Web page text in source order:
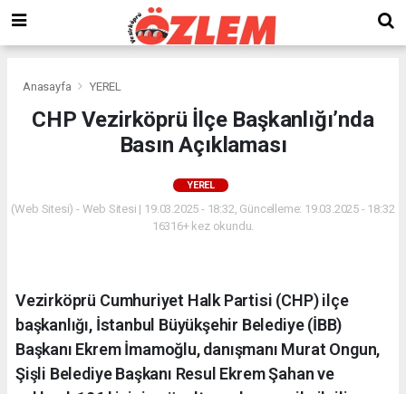
Anasayfa YEREL
CHP Vezirköprü İlçe Başkanlığı’nda
Basın Açıklaması
YEREL
(Web Sitesi) - Web Sitesi | 19.03.2025 - 18:32, Güncelleme: 19.03.2025 - 18:32
16316+ kez okundu.
Vezirköprü Cumhuriyet Halk Partisi (CHP) ilçe
başkanlığı, İstanbul Büyükşehir Belediye (İBB)
Başkanı Ekrem İmamoğlu, danışmanı Murat Ongun,
Şişli Belediye Başkanı Resul Ekrem Şahan ve